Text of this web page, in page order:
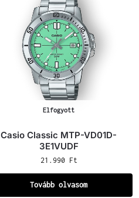
Elfogyott
Casio Classic MTP-VD01D-
3E1VUDF
21.990 Ft
Tovább olvasom